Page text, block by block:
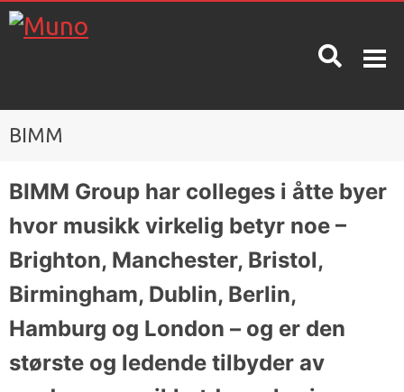
Muno?
Nyheter
ansatte
Betingelser
Oppsigelse
Skolerute
Spørsmål
og svar /
kunnskapsdatabase
Ta en gratis
prøvetime!
BIMM
BIMM Group har colleges i åtte byer
hvor musikk virkelig betyr noe –
Brighton, Manchester, Bristol,
Birmingham, Dublin, Berlin,
Hamburg og London – og er den
største og ledende tilbyder av